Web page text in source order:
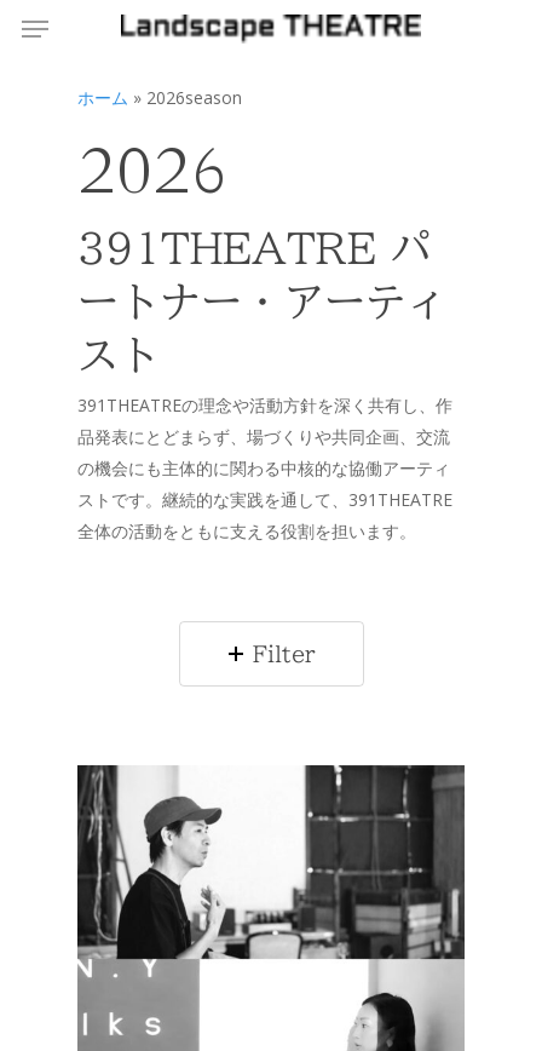
Menu
ホーム » 2026season
2026
391THEATRE パ
ートナー・アーティ
スト
391THEATREの理念や活動方針を深く共有し、作
品発表にとどまらず、場づくりや共同企画、交流
の機会にも主体的に関わる中核的な協働アーティ
ストです。継続的な実践を通して、391THEATRE
全体の活動をともに支える役割を担います。
Filter